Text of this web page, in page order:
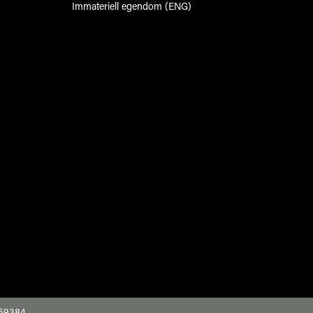
Immateriell egendom (ENG)